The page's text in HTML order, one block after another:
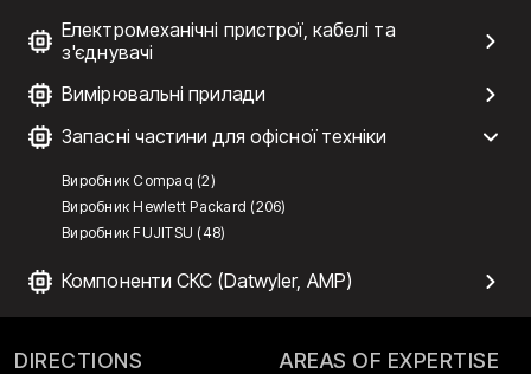
Електромеханічні пристрої, кабелі та
з'єднувачі
Вимірювальні прилади
Запасні частини для офісної техніки
Виробник Compaq (2)
Виробник Hewlett Packard (206)
Виробник FUJITSU (48)
Компоненти СКС (Datwyler, AMP)
DIRECTIONS AREAS OF EXPERTISE